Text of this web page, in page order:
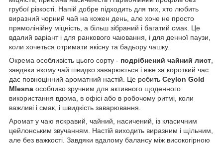
грубої різкості. Напій добре підходить для тих, хто любить
виразний чорний чай на кожен день, але хоче не просто
прямолінійну міцність, а більш зібраний і багатий смак. Це
вдалий варіант і для ранкового чаювання, і для денної паузи,
коли хочеться отримати якісну та бадьору чашку.
Окрема особливість цього сорту - подрібнений чайний лист,
завдяки якому чай швидко заварюється і вже за короткий час
дає повноцінний ароматний настій. Це робить Ceylon Gold
Mlesna особливо зручним для активного щоденного
використання вдома, в офісі або в робочому ритмі, коли
важливі і смак, і швидкість заварювання.
Аромат у чаю яскравий, чайний, насичений, із класичним
цейлонським звучанням. Настій виходить виразним і щільним,
але без важкості. Завдяки вдалому балансу між високогірною